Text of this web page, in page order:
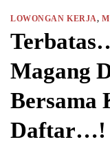
LOWONGAN KERJA,
Magang
Bersama
Daftar…!